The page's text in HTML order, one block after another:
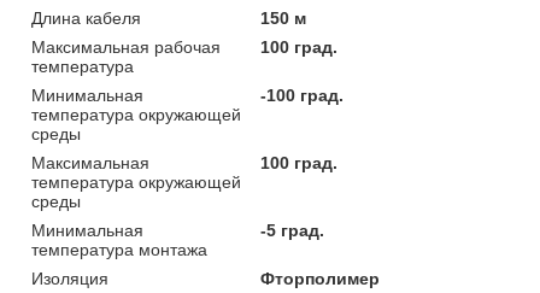
Длина кабеля
150 м
Максимальная рабочая
температура
100 град.
Минимальная
температура окружающей
среды
-100 град.
Максимальная
температура окружающей
среды
100 град.
Минимальная
температура монтажа
-5 град.
Изоляция
Фторполимер